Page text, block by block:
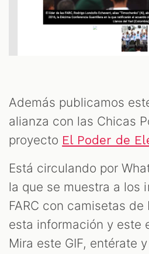
Además publicamos
alianza con las Chicas
proyecto El Poder de
Está circulando por
la que se muestra a los
FARC con camisetas
esta información y este
Mira este GIF, entérate